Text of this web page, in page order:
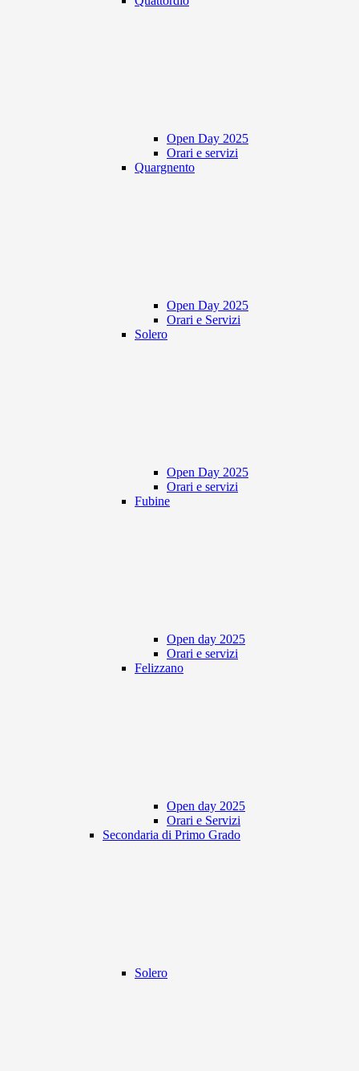
Open Day 2025
Orari e servizi
Quargnento
Open Day 2025
Orari e Servizi
Solero
Open Day 2025
Orari e servizi
Fubine
Open day 2025
Orari e servizi
Felizzano
Open day 2025
Orari e Servizi
Secondaria di Primo Grado
Solero